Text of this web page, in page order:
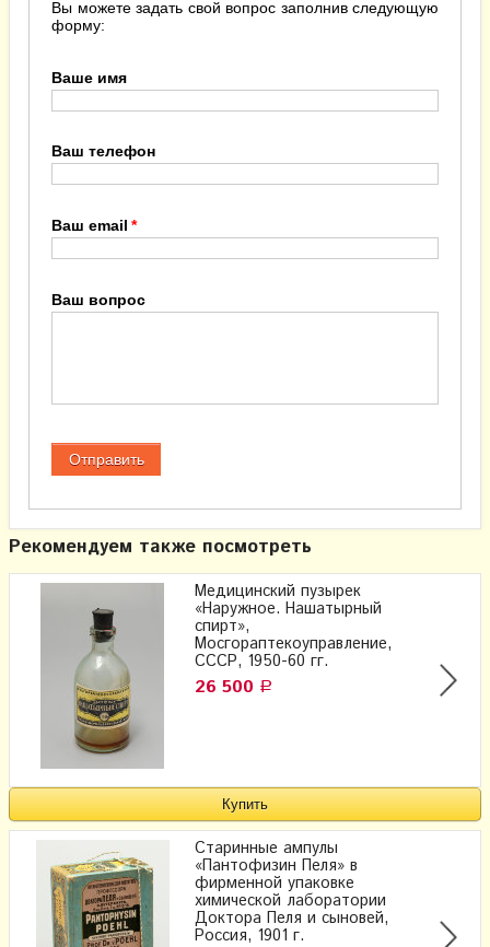
Вы можете задать свой вопрос заполнив следующую
форму:
Ваше имя
Ваш телефон
Ваш email
Ваш вопрос
Рекомендуем также посмотреть
Медицинский пузырек
«Наружное. Нашатырный
спирт»,
Мосгораптекоуправление,
СССР, 1950-60 гг.
26 500 Р
Старинные ампулы
«Пантофизин Пеля» в
фирменной упаковке
химической лаборатории
Доктора Пеля и сыновей,
Россия, 1901 г.